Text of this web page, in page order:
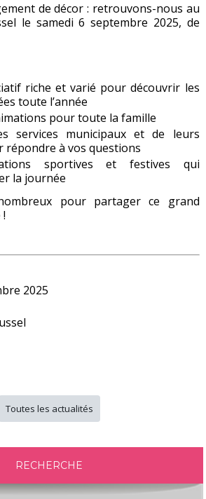
de décor : retrouvons-nous au
le samedi 6 septembre 2025, de
riche et varié pour découvrir les
toute l’année
pour toute la famille
services municipaux et de leurs
répondre à vos questions
sportives et festives qui
la journée
pour partager ce grand
2025
Toutes les actualités
RECHERCHE